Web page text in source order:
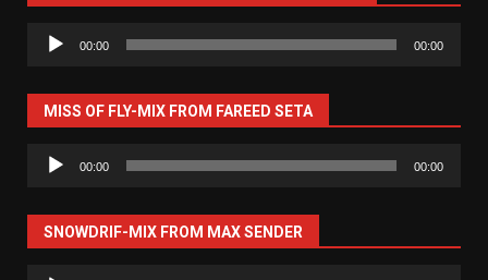
Аудиоплеер
00:00 00:00
MISS OF FLY-MIX FROM FAREED SETA
Аудиоплеер
00:00 00:00
SNOWDRIF-MIX FROM MAX SENDER